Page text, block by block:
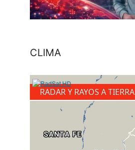
CLIMA
RADAR Y RAYOS A TIERRA